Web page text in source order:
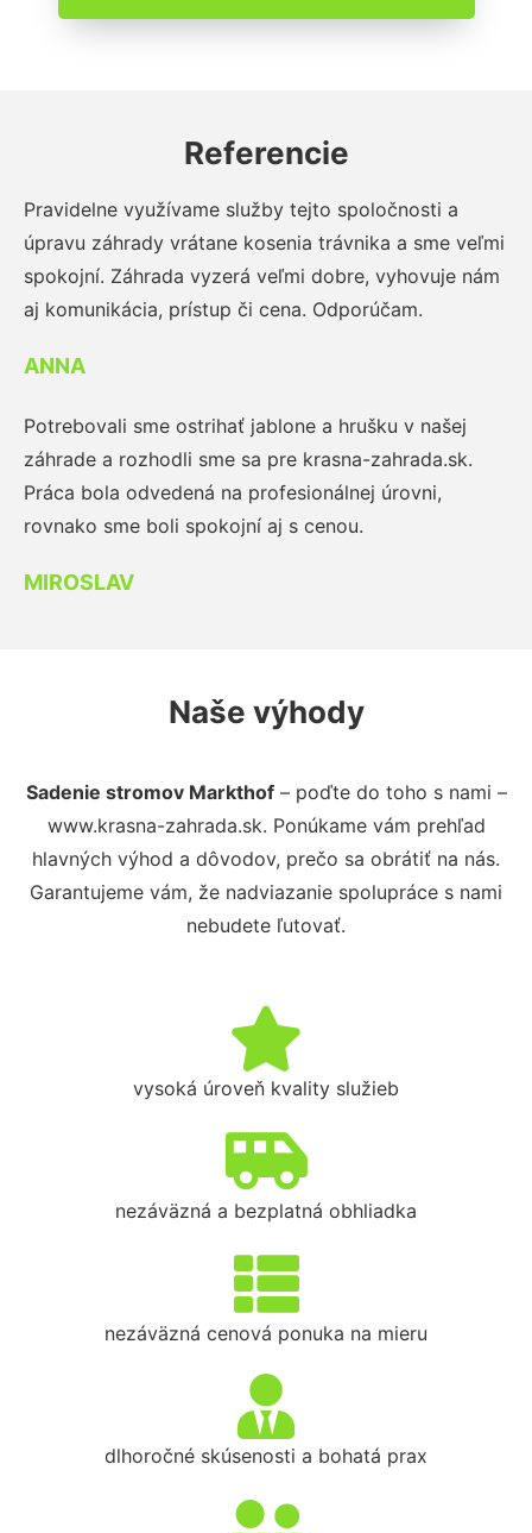
Referencie
Pravidelne využívame služby tejto spoločnosti a
úpravu záhrady vrátane kosenia trávnika a sme veľmi
spokojní. Záhrada vyzerá veľmi dobre, vyhovuje nám
aj komunikácia, prístup či cena. Odporúčam.
ANNA
Potrebovali sme ostrihať jablone a hrušku v našej
záhrade a rozhodli sme sa pre krasna-zahrada.sk.
Práca bola odvedená na profesionálnej úrovni,
rovnako sme boli spokojní aj s cenou.
MIROSLAV
Naše výhody
Sadenie stromov Markthof– poďte do toho s nami –
www.krasna-zahrada.sk. Ponúkame vám prehľad
hlavných výhod a dôvodov, prečo sa obrátiť na nás.
Garantujeme vám, že nadviazanie spolupráce s nami
nebudete ľutovať.
vysoká úroveň kvality služieb
nezáväzná a bezplatná obhliadka
nezáväzná cenová ponuka na mieru
dlhoročné skúsenosti a bohatá prax